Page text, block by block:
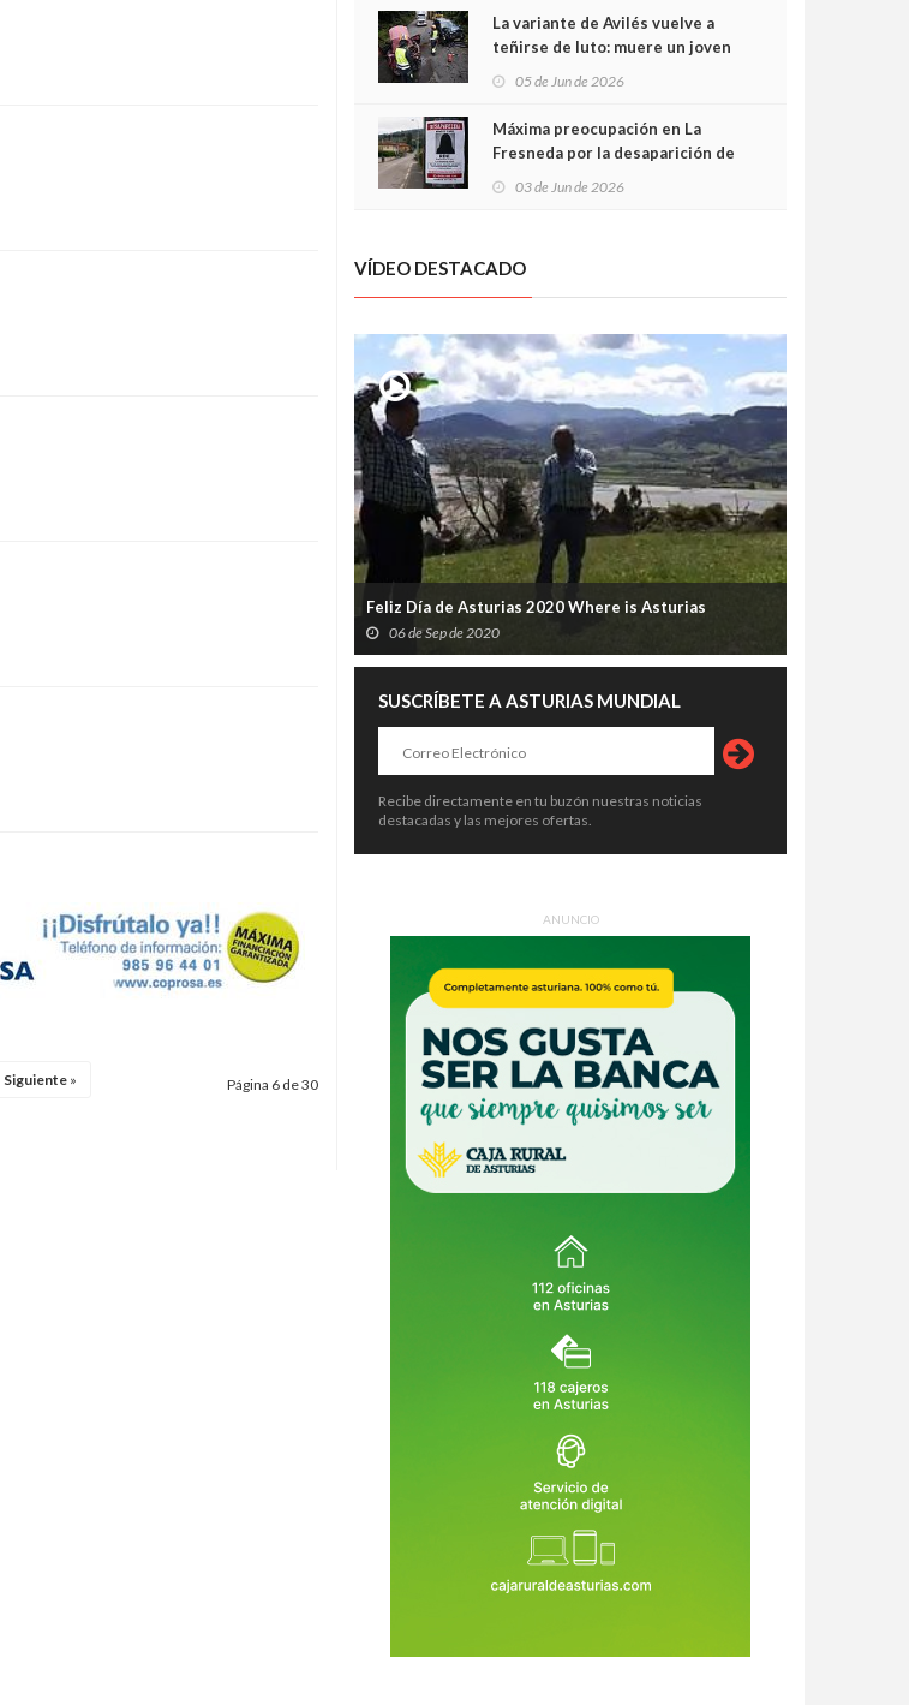
Siguiente » Página 6 de 30
cabían por los túneles
La variante de Avilés vuelve a
teñirse de luto: muere un joven
05 de Jun de 2026
Máxima preocupación en La
Fresneda por la desaparición de
03 de Jun de 2026
VÍDEO DESTACADO
Feliz Día de Asturias 2020 Where is Asturias
06 de Sep de 2020
SUSCRÍBETE A ASTURIAS MUNDIAL
Recibe directamente en tu buzón nuestras noticias
destacadas y las mejores ofertas.
ANUNCIO